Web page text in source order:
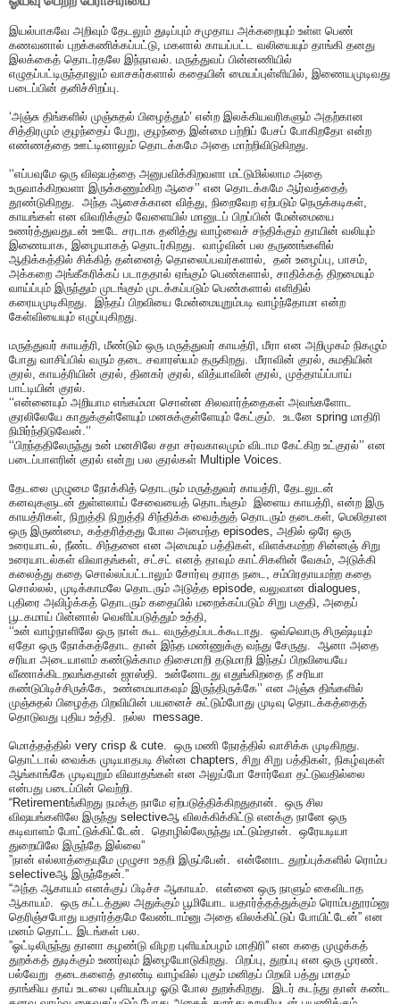
இயல்பாகவே அறிவும் தேடலும் துடிப்பும் சமுதாய அக்கறையும் உள்ள பெண்
கணவனால் புறக்கணிக்கப்பட்டு, மகளால் காயப்பட்ட வலியையும் தாங்கி தனது
இலக்கைத் தொடர்தலே இந்நாவல். மருத்துவப் பின்னணியில்
எழுதப்பட்டிருந்தாலும் வாசகர்களால் கதையின் மையப்புள்ளியில், இணையமுடிவது
படைப்பின் தனிச்சிறப்பு.
‘அஞ்சு திங்களில் முஞ்சுதல் பிழைத்தும்’ என்ற இலக்கியவரிகளும் அதற்கான
சித்திரமும் குழந்தைப் பேறு, குழந்தை இன்மை பற்றிப் பேசப் போகிறதோ என்ற
எண்ணத்தை ஊட்டினாலும் தொடக்கமே அதை மாற்றிவிடுகிறது.
‘‘எப்பவுமே ஒரு விஷயத்தை அனுபவிக்கிறவளா மட்டுமில்லாம அதை
உருவாக்கிறவளா இருக்கணும்கிற ஆசை’’ என தொடக்கமே ஆர்வத்தைத்
தூண்டுகிறது. அந்த ஆசைக்கான வித்து, நிறைவேற ஏற்படும் நெருக்கடிகள்,
காயங்கள் என விவரிக்கும் வேளையில் மானுடப் பிறப்பின் மேன்மையை
உணர்த்துவதுடன் ஊடே சரடாக தனித்து வாழ்வைச் சந்திக்கும் தாயின் வலியும்
இணையாக, இழையாகத் தொடர்கிறது. வாழ்வின் பல தருணங்களில்
ஆதிக்கத்தில் சிக்கித் தன்னைத் தொலைப்பவர்களால், தன் உழைப்பு, பாசம்,
அக்கறை அங்கீகரிக்கப் படாததால் ஏங்கும் பெண்களால், சாதிக்கத் திறமையும்
வாய்ப்பும் இருந்தும் முடங்கும் முடக்கப்படும் பெண்களால் எளிதில்
கரையமுடிகிறது. இந்தப் பிறவியை மேன்மையுறும்படி வாழ்ந்தோமா என்ற
கேள்வியையும் எழுப்புகிறது.
மருத்துவர் காயத்ரி, மீண்டும் ஒரு மருத்துவர் காயத்ரி, மீரா என அறிமுகம் நிகழும்
போது வாசிப்பில் வரும் தடை சவாரஸ்யம் தருகிறது. மீராவின் குரல், சுமதியின்
குரல், காயத்ரியின் குரல், தினகர் குரல், வித்யாவின் குரல், முத்தாய்ப்பாய்
பாட்டியின் குரல்.
‘‘என்னையும் அறியாம எங்கம்மா சொன்ன சிலவார்த்தைகள் அவங்களோட
குரலிலேயே காதுக்குள்ளேயும் மனசுக்குள்ளேயும் கேட்கும். உடனே spring மாதிரி
நிமிர்ந்திடுவேன்.’’
‘‘பிறந்ததிலேருந்து உன் மனசிலே சதா சர்வகாலமும் விடாம கேட்கிற உட்குரல்’’ என
படைப்பாளரின் குரல் என்று பல குரல்கள் Multiple Voices.
தேடலை முழுமை நோக்கித் தொடரும் மருத்துவர் காயத்ரி, தேடலுடன்
கனவுகளுடன் துள்ளலாய் சேவையைத் தொடங்கும் இளைய காயத்ரி, என்ற இரு
காயத்ரிகள், நிறுத்தி நிறுத்தி சிந்திக்க வைத்துத் தொடரும் தடைகள், மெலிதான
ஒரு இருண்மை, கத்தரித்தது போல அமைந்த episodes, அதில் ஒரே ஒரு
உரையாடல், நீண்ட சிந்தனை என அமையும் பத்திகள், விளக்கமற்ற சின்னஞ் சிறு
உரையாடல்கள் விவாதங்கள், சட்சட் எனத் தாவும் காட்சிகளின் வேகம், அடுக்கி
கலைத்து கதை சொல்லப்பட்டாலும் சோர்வு தராத நடை, சம்பிரதாயமற்ற கதை
சொல்லல், முடிக்காமலே தொடரும் அடுத்த episode, வலுவான dialogues,
புதிரை அவிழ்க்கத் தொடரும் கதையில் மறைக்கப்படும் சிறு பகுதி, அதைப்
பூடகமாய் பின்னால் வெளிப்படுத்தும் உத்தி,
‘‘உன் வாழ்நாளிலே ஒரு நாள் கூட வருத்தப்படக்கூடாது. ஒவ்வொரு சிருஷ்டியும்
ஏதோ ஒரு நோக்கத்தோட தான் இந்த மண்ணுக்கு வந்து சேருது. ஆனா அதை
சரியா அடையாளம் கண்டுக்காம திசைமாறி தடுமாறி இந்தப் பிறவியையே
வீணாக்கிடறவங்கதான் ஜாஸ்தி. உன்னோடது எதுங்கிறதை நீ சரியா
கண்டுபிடிச்சிருக்கே, உண்மையாகவும் இருந்திருக்கே’’ என அஞ்சு திங்களில்
முஞ்சுதல் பிழைத்த பிறவியின் பயனைச் சுட்டும்போது முடிவு தொடக்கத்தைத்
தொடுவது புதிய உத்தி. நல்ல message.
மொத்தத்தில் very crisp & cute. ஒரு மணி நேரத்தில் வாசிக்க முடிகிறது.
தொட்டால் வைக்க முடியாதபடி சின்ன chapters, சிறு சிறு பத்திகள், நிகழ்வுகள்
ஆங்காங்கே முடிவுறும் விவாதங்கள் என அலுப்போ சோர்வோ தட்டுவதில்லை
என்பது படைப்பின் வெற்றி.
“Retirementங்கிறது நமக்கு நாமே ஏற்படுத்திக்கிறதுதான். ஒரு சில
விஷயங்களிலே இருந்து selectiveஆ விலக்கிக்கிட்டு எனக்கு நானே ஒரு
கடிவாளம் போட்டுக்கிட்டேன். தொழில்லேருந்து மட்டும்தான். ஒரேயடியா
துறையிலே இருந்தே இல்லை”
”நான் எல்லாத்தையுமே முழுசா உதறி இருப்பேன். என்னோட துறப்புக்களில் ரொம்ப
selectiveஆ இருந்தேன்.”
“அந்த ஆகாயம் எனக்குப் பிடிச்ச ஆகாயம். என்னை ஒரு நாளும் கைவிடாத
ஆகாயம். ஒரு கட்டத்துல அதுக்கும் பூமியோட யதார்த்தத்துக்கும் ரொம்பதூரம்னு
தெரிஞ்சபோது யதார்த்தமே வேண்டாம்னு அதை விலக்கிட்டுப் போயிட்டேன்” என
மனம் தொட்ட இடங்கள் பல.
”ஓட்டிலிருந்து தானா கழண்டு விழற புளியம்பழம் மாதிரி” என கதை முழுக்கத்
துறக்கத் துடிக்கும் உணர்வும் இழையோடுகிறது. பிறப்பு, துறப்பு என ஒரு முரண்.
பல்வேறு தடைகளைத் தாண்டி வாழ்வில் புகும் மனிதப் பிறவி பத்து மாதம்
தாங்கிய தாய் உடலை புளியம்பழ ஓடு போல துறக்கிறது. இடர் கடந்து தான் கண்ட